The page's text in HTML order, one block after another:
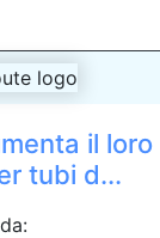
il loro
tubi d...